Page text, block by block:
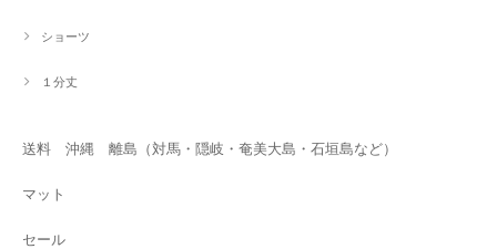
ショーツ
１分丈
送料 沖縄 離島（対馬・隠岐・奄美大島・石垣島など）
マット
セール